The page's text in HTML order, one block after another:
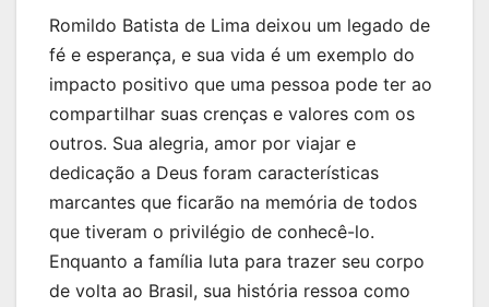
Romildo Batista de Lima deixou um legado de
fé e esperança, e sua vida é um exemplo do
impacto positivo que uma pessoa pode ter ao
compartilhar suas crenças e valores com os
outros. Sua alegria, amor por viajar e
dedicação a Deus foram características
marcantes que ficarão na memória de todos
que tiveram o privilégio de conhecê-lo.
Enquanto a família luta para trazer seu corpo
de volta ao Brasil, sua história ressoa como